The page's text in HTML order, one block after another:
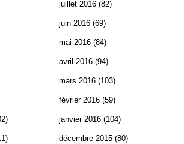
juillet 2016 (82)
juin 2016 (69)
mai 2016 (84)
avril 2016 (94)
mars 2016 (103)
février 2016 (59)
janvier 2016 (104)
décembre 2015 (80)